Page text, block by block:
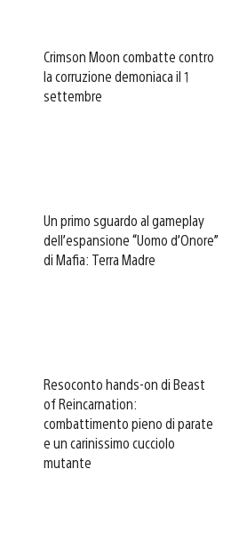
Crimson Moon combatte contro
la corruzione demoniaca il 1
settembre
Un primo sguardo al gameplay
dell’espansione “Uomo d’Onore”
di Mafia: Terra Madre
Resoconto hands-on di Beast
of Reincarnation:
combattimento pieno di parate
e un carinissimo cucciolo
mutante